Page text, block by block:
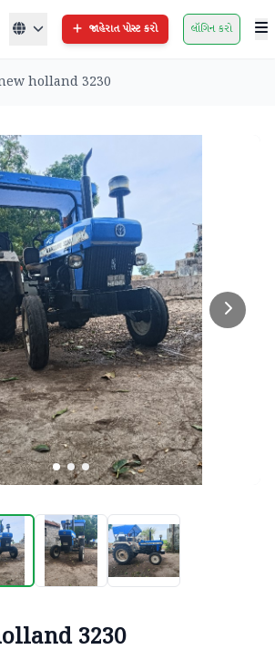
જાહેરાત પોસ્ટ કરો લૉગિન કરો
holland 3230
3230